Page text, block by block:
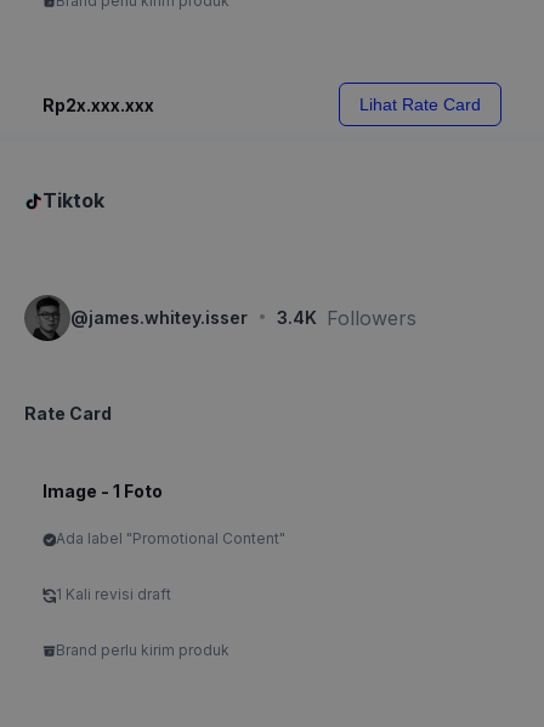
Rp2x.xxx.xxx Lihat Rate Card
Tiktok
@james.whitey.isser · 3.4K Followers
Rate Card
Image - 1 Foto
Ada label "Promotional Content"
1 Kali revisi draft
Brand perlu kirim produk